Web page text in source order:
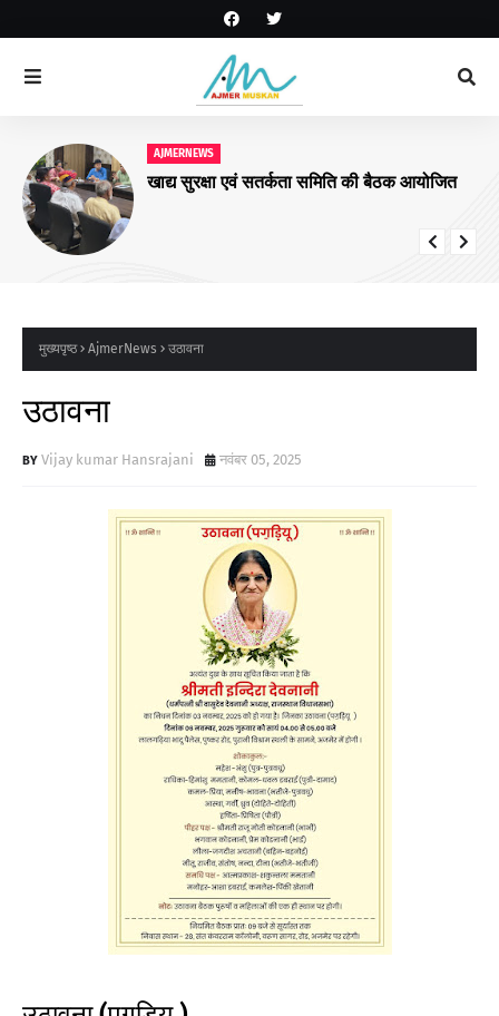
AJMERNEWS
खाद्य सुरक्षा एवं सतर्कता समिति की बैठक आयोजित
मुख्यपृष्ठ AjmerNews उठावना
उठावना
Vijay kumar Hansrajani नवंबर 05, 2025